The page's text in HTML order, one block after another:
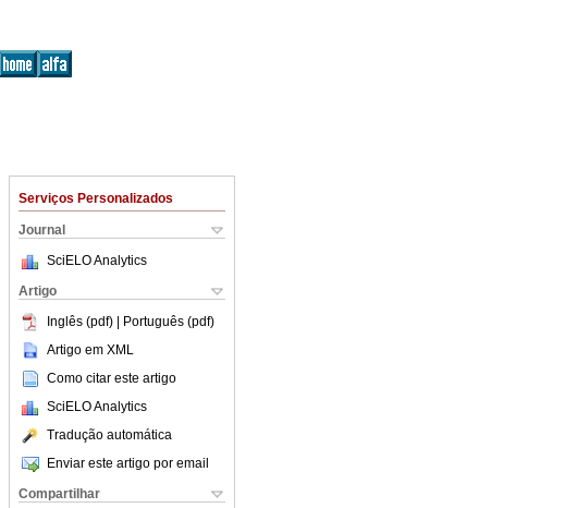
Serviços Personalizados
Journal
SciELO Analytics
Artigo
Inglês (pdf) | Português (pdf)
Artigo em XML
Como citar este artigo
SciELO Analytics
Tradução automática
Enviar este artigo por email
Compartilhar